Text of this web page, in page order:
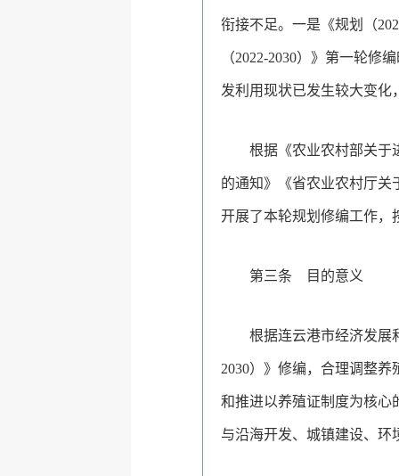
衔接不足。一是《规划（
（2022-2030）》第一轮修
发利用现状已发生较大变化
根据《农业农村部关于
的通知》《省农业农村厅关
开展了本轮规划修编工作，
第三条 目的意义
根据连云港市经济发展
2030）》修编，合理调整
和推进以养殖证制度为核心
与沿海开发、城镇建设、环